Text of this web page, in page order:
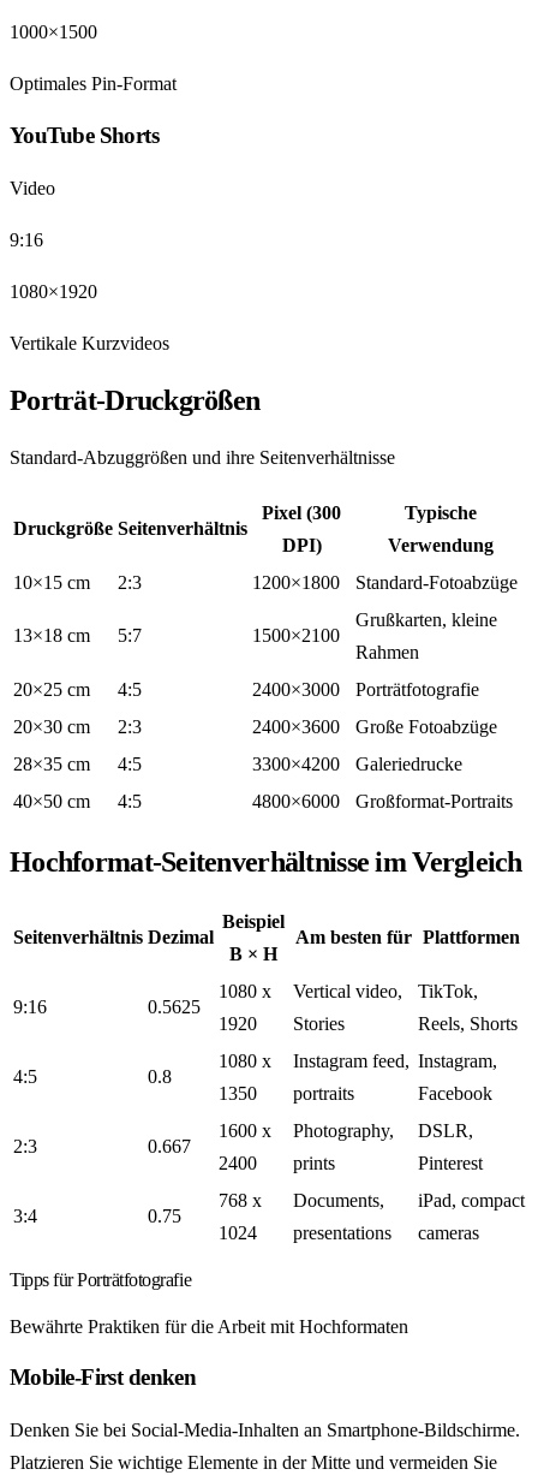
1000×1500
Optimales Pin-Format
YouTube Shorts
Video
9:16
1080×1920
Vertikale Kurzvideos
Porträt-Druckgrößen
Standard-Abzuggrößen und ihre Seitenverhältnisse
Druckgröße Seitenverhältnis
Pixel (300
DPI)
Typische
Verwendung
10×15 cm
2:3 1200×1800 Standard-Fotoabzüge
13×18 cm 5:7 1500×2100
Grußkarten, kleine
Rahmen
20×25 cm
4:5 2400×3000
Porträtfotografie
20×30 cm
2:3 2400×3600
Große Fotoabzüge
28×35 cm
4:5 3300×4200
Galeriedrucke
40×50 cm
4:5 4800×6000 Großformat-Portraits
Hochformat-Seitenverhältnisse im Vergleich
Seitenverhältnis Dezimal
Beispiel
B × H
Am besten für Plattformen
9:16 0.5625
1080 x
1920
Vertical video,
Stories
TikTok,
Reels, Shorts
4:5 0.8
1080 x
1350
Instagram feed,
portraits
Instagram,
Facebook
2:3 0.667
1600 x
2400
Photography,
prints
DSLR,
Pinterest
3:4 0.75
768 x
1024
Documents,
presentations
iPad, compact
cameras
Tipps für Porträtfotografie
Bewährte Praktiken für die Arbeit mit Hochformaten
Mobile-First denken
Denken Sie bei Social-Media-Inhalten an Smartphone-Bildschirme.
Platzieren Sie wichtige Elemente in der Mitte und vermeiden Sie